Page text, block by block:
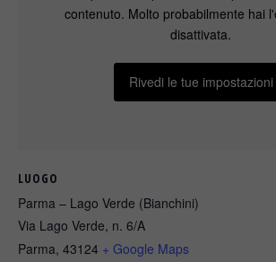
LUOGO
Parma – Lago Verde (Bianchini)
Via Lago Verde, n. 6/A
Parma, 43124 + Google Maps
contenuto. Molto probabilmente hai
disattivata.
Rivedi le tue impostazioni